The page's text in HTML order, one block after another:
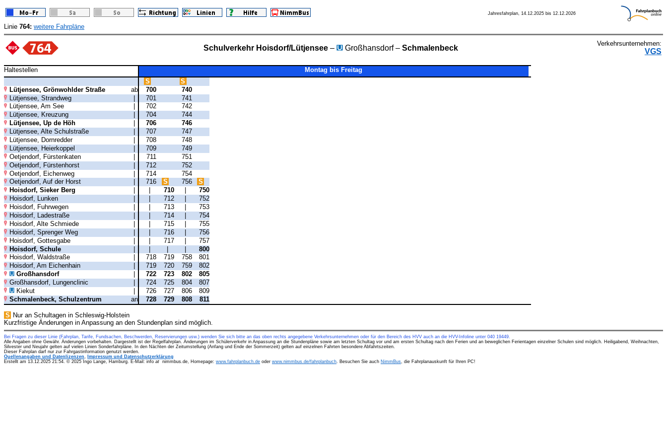
Jahresfahrplan, 14.12.2025 bis 12.12.2026
Linie 764: weitere Fahrpläne
Schulverkehr Hoisdorf/Lütjensee – Großhansdorf – Schmalenbeck
Verkehrsunternehmen:
VGS
Haltestellen
Montag bis Freitag
S
S
Lütjensee, Grönwohlder Straße
ab 700
740
Lütjensee, Strandweg
| 701
741
Lütjensee, Am See
702
742
Lütjensee, Kreuzung
704
744
Lütjensee, Up de Höh
706
746
Lütjensee, Alte Schulstraße
707
747
Lütjensee, Dornredder
708
748
Lütjensee, Heierkoppel
709
749
Oetjendorf, Fürstenkaten
711
751
Oetjendorf, Fürstenhorst
| 712
752
Oetjendorf, Eichenweg
| 714
754
Oetjendorf, Auf der Horst
716 S 756
S
Hoisdorf, Sieker Berg
710
750
Hoisdorf, Lunken
712
752
Hoisdorf, Fuhrwegen
713
753
Hoisdorf, Ladestraße
714
754
Hoisdorf, Alte Schmiede
715
755
Hoisdorf, Sprenger Weg
716
756
Hoisdorf, Gottesgabe
| | 717 |
757
Hoisdorf, Schule
| | | |
800
Hoisdorf, Waldstraße
718 719 758
801
Hoisdorf, Am Eichenhain
719 720 759
802
Großhansdorf
722 723 802
805
Großhansdorf, Lungenclinic
724 725 804
807
Kiekut
726 727 806
809
Schmalenbeck, Schulzentrum
an 728 729 808 811
S Nur an Schultagen in Schleswig-Holstein
Kurzfristige Änderungen in Anpassung an den Stundenplan sind möglich.
Bei Fragen zu dieser Linie (Fahrplan, Tarife, Fundsachen, Beschwerden, Reservierungen usw.) wenden Sie sich bitte an das oben rechts angegebene Verkehrsunternehmen oder für den Bereich des HVV auch an die HVV-Infoline unter 040 19449.
Alle Angaben ohne Gewähr. Änderungen vorbehalten. Dargestellt ist der Regelfahrplan. Änderungen im Schülerverkehr in Anpassung an die Stundenpläne sowie am letzten Schultag vor und am ersten Schultag nach den Ferien und an beweglichen Ferientagen einzelner Schulen sind möglich. Heiligabend, Weihnachten,
Silvester und Neujahr gelten auf vielen Linien Sonderfahrpläne. In den Nächten der Zeitumstellung (Anfang und Ende der Sommerzeit) gelten auf einzelnen Fahrten besondere Abfahrtszeiten.
Dieser Fahrplan darf nur zur Fahrgastinformation genutzt werden.
Quellenangaben und Datenlizenzen,
Impressum und Datenschutzerklärung
Erstellt am 13.12.2025 21:54. © 2025 Ingo Lange, Hamburg. E-Mail: info at nimmbus.de, Homepage: www.fahrplanbuch.de oder www.nimmbus.de/fahrplanbuch. Besuchen Sie auch NimmBus, die Fahrplanauskunft für Ihren PC!